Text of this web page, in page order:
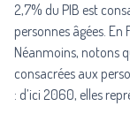
2,7% du PIB est
personnes âgées. En
Néanmoins, notons
consacrées aux
: d’ici 2060, elles